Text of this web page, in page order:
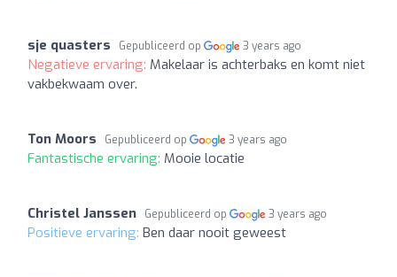
sje quasters Gepubliceerd op 3 years ago
Negatieve ervaring: Makelaar is achterbaks en komt niet
vakbekwaam over.
Ton Moors Gepubliceerd op 3 years ago
Fantastische ervaring: Mooie locatie
Christel Janssen Gepubliceerd op 3 years ago
Positieve ervaring: Ben daar nooit geweest